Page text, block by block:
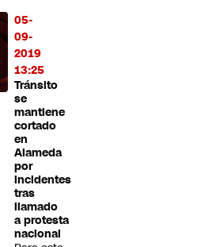
05-
09-
2019
13:25
Tránsito
se
mantiene
cortado
en
Alameda
por
incidentes
tras
llamado
a protesta
nacional